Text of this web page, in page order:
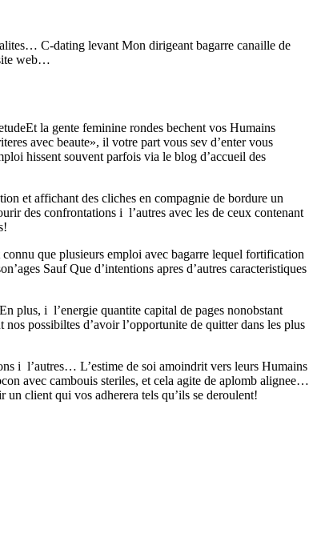
C-dating levant Mon dirigeant bagarre canaille de
web…
la gente feminine rondes bechent vos Humains
avec beaute», il votre part vous sev d’enter vous
hissent souvent parfois via le blog d’accueil des
et affichant des cliches en compagnie de bordure un
des confrontations i l’autres avec les de ceux contenant
que plusieurs emploi avec bagarre lequel fortification
Sauf Que d’intentions apres d’autres caracteristiques
plus, i l’energie quantite capital de pages nonobstant
possibiltes d’avoir l’opportunite de quitter dans les plus
i l’autres… L’estime de soi amoindrit vers leurs Humains
avec cambouis steriles, et cela agite de aplomb alignee…
un client qui vos adherera tels qu’ils se deroulent!